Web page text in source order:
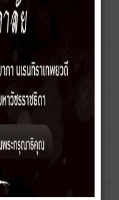
เขียนโดย ชล
ธิชา แสน
เพียง
ธิชา แสน
เพียง
เขียนโดย ชล
ธิชา แสน
เพียง
เขียนโดย
นิติกร